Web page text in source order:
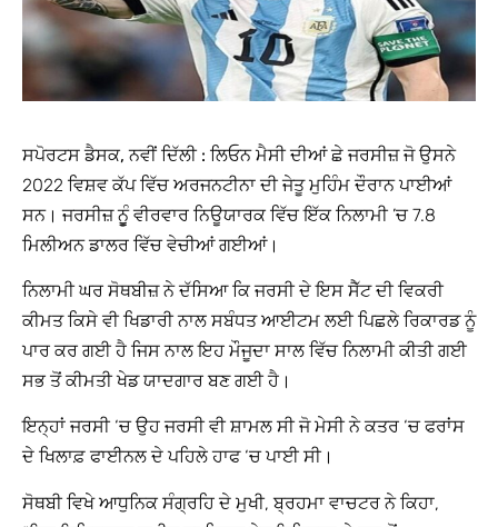
ਸਪੋਰਟਸ ਡੈਸਕ, ਨਵੀਂ ਦਿੱਲੀ : ਲਿਓਨ ਮੈਸੀ ਦੀਆਂ ਛੇ ਜਰਸੀਜ਼ ਜੋ ਉਸਨੇ
2022 ਵਿਸ਼ਵ ਕੱਪ ਵਿੱਚ ਅਰਜਨਟੀਨਾ ਦੀ ਜੇਤੂ ਮੁਹਿੰਮ ਦੌਰਾਨ ਪਾਈਆਂ
ਸਨ। ਜਰਸੀਜ਼ ਨੂੂੰ ਵੀਰਵਾਰ ਨਿਊਯਾਰਕ ਵਿੱਚ ਇੱਕ ਨਿਲਾਮੀ ’ਚ 7.8
ਮਿਲੀਅਨ ਡਾਲਰ ਵਿੱਚ ਵੇਚੀਆਂ ਗਈਆਂ।
ਨਿਲਾਮੀ ਘਰ ਸੋਥਬੀਜ਼ ਨੇ ਦੱਸਿਆ ਕਿ ਜਰਸੀ ਦੇ ਇਸ ਸੈੱਟ ਦੀ ਵਿਕਰੀ
ਕੀਮਤ ਕਿਸੇ ਵੀ ਖਿਡਾਰੀ ਨਾਲ ਸਬੰਧਤ ਆਈਟਮ ਲਈ ਪਿਛਲੇ ਰਿਕਾਰਡ ਨੂੰ
ਪਾਰ ਕਰ ਗਈ ਹੈ ਜਿਸ ਨਾਲ ਇਹ ਮੌਜੂਦਾ ਸਾਲ ਵਿੱਚ ਨਿਲਾਮੀ ਕੀਤੀ ਗਈ
ਸਭ ਤੋਂ ਕੀਮਤੀ ਖੇਡ ਯਾਦਗਾਰ ਬਣ ਗਈ ਹੈ।
ਇਨ੍ਹਾਂ ਜਰਸੀ ‘ਚ ਉਹ ਜਰਸੀ ਵੀ ਸ਼ਾਮਲ ਸੀ ਜੋ ਮੇਸੀ ਨੇ ਕਤਰ ‘ਚ ਫਰਾਂਸ
ਦੇ ਖਿਲਾਫ਼ ਫਾਈਨਲ ਦੇ ਪਹਿਲੇ ਹਾਫ ‘ਚ ਪਾਈ ਸੀ।
ਸੋਥਬੀ ਵਿਖੇ ਆਧੁਨਿਕ ਸੰਗ੍ਰਹਿ ਦੇ ਮੁਖੀ, ਬ੍ਰਹਮਾ ਵਾਚਟਰ ਨੇ ਕਿਹਾ,